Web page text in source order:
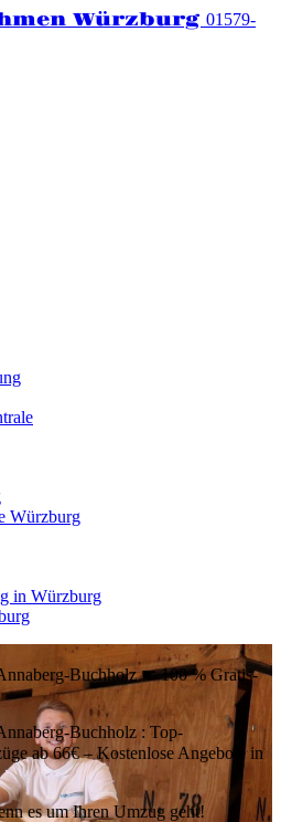
Würzburg 01579-
Würzburg
in Würzburg
Buchholz ☛ 100 % Gratis-
Buchholz : Top-
ab 66€ – Kostenlose Angebote in
es um Ihren Umzug geht!